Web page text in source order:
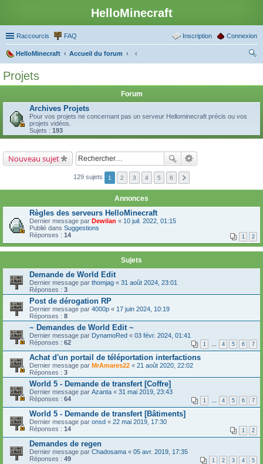
HelloMinecraft
Raccourcis FAQ Connexion
Inscription
HelloMinecraft
Accueil du forum
Projets
Forum
Archives Projets
Pour vos projets ne concernant pas un serveur Hellominecraft précis ou vos
projets vidéos.
Sujets : 193
Nouveau sujet
129 sujets 1 2 3 4 5 6
Annonces
Règles des serveurs HelloMinecraft
Dernier message par Dewilan « 10 juil. 2022, 01:15
Publié dans Suggestions
Réponses : 14 1 2
Sujets
Demande de World Edit
Dernier message par thomjag « 31 août 2024, 23:01
Réponses : 3
Post de dérogation RP
Dernier message par 4000p « 17 juin 2024, 10:19
Réponses : 8
~ Demandes de World Edit ~
Dernier message par DynamoRed « 03 févr. 2024, 01:41
Réponses : 62 1 … 4 5 6 7
Achat d'un portail de téléportation interfactions
Dernier message par MrAmares22 « 21 août 2020, 22:02
Réponses : 3
World 5 - Demande de transfert [Coffre]
Dernier message par Azanta « 31 mai 2019, 23:43
Réponses : 64 1 … 4 5 6 7
World 5 - Demande de transfert [Bâtiments]
Dernier message par onsd « 22 mai 2019, 17:30
Réponses : 14 1 2
Demandes de regen
Dernier message par Chadosama « 05 avr. 2019, 17:35
Réponses : 49 1 2 3 4 5